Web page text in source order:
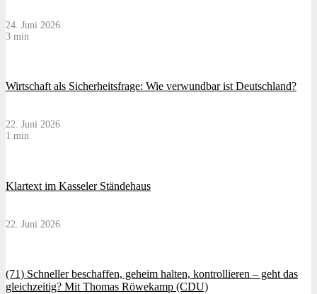
24. Juni 2026
3 min
Wirtschaft als Sicherheitsfrage: Wie verwundbar ist Deutschland?
22. Juni 2026
1 min
Klartext im Kasseler Ständehaus
22. Juni 2026
(71) Schneller beschaffen, geheim halten, kontrollieren – geht das
gleichzeitig? Mit Thomas Röwekamp (CDU)